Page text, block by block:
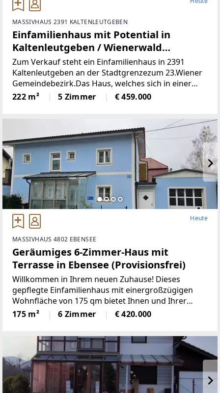
MASSIVHAUS 2391 KALTENLEUTGEBEN
Einfamilienhaus mit Potential in
Kaltenleutgeben / Wienerwald
(Provisionsfrei)
Zum Verkauf steht ein Einfamilienhaus in 2391
Kaltenleutgeben an der Stadtgrenzezum 23.Wiener
Gemeindebezirk.Das Haus, welches sich in einer
ruhigen Wohnstraße befindet, wurde 1965
erbautund laufend in Stand gehalten :2000
222 m² 5 Zimmer € 459.000
Heute
MASSIVHAUS 4802 EBENSEE
Geräumiges 6-Zimmer-Haus mit
Terrasse in Ebensee (Provisionsfrei)
Willkommen in Ihrem neuen Zuhause! Dieses
gepflegte Einfamilienhaus mit einergroßzügigen
Wohnfläche von 175 qm bietet Ihnen und Ihrer
Familie ausreichendPlatz zum Wohlfühlen. Mit
insgesamt 6 Zimmern, darunter ein helles
175 m² 6 Zimmer € 420.000